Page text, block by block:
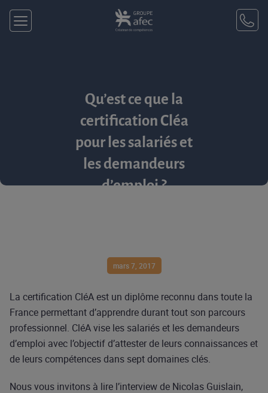
Qu’est ce que la
certification Cléa
pour les salariés et
les demandeurs
d’emploi ?
mars 7, 2017
La certification CléA est un diplôme reconnu dans toute la
France permettant d’apprendre durant tout son parcours
professionnel. CléA vise les salariés et les demandeurs
d’emploi avec l’objectif d’attester de leurs connaissances et
de leurs compétences dans sept domaines clés.
Nous vous invitons à lire l’interview de Nicolas Guislain,